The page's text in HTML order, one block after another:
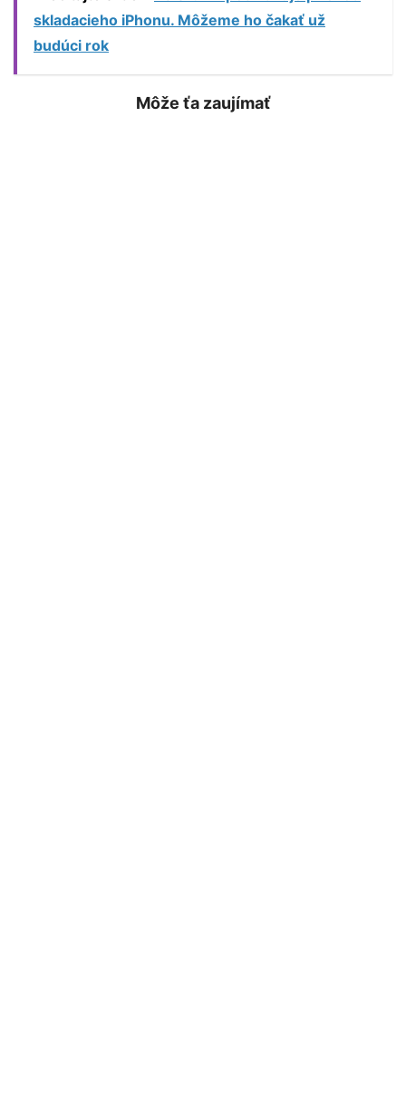
skladacieho iPhonu. Môžeme ho čakať už
budúci rok
Môže ťa zaujímať